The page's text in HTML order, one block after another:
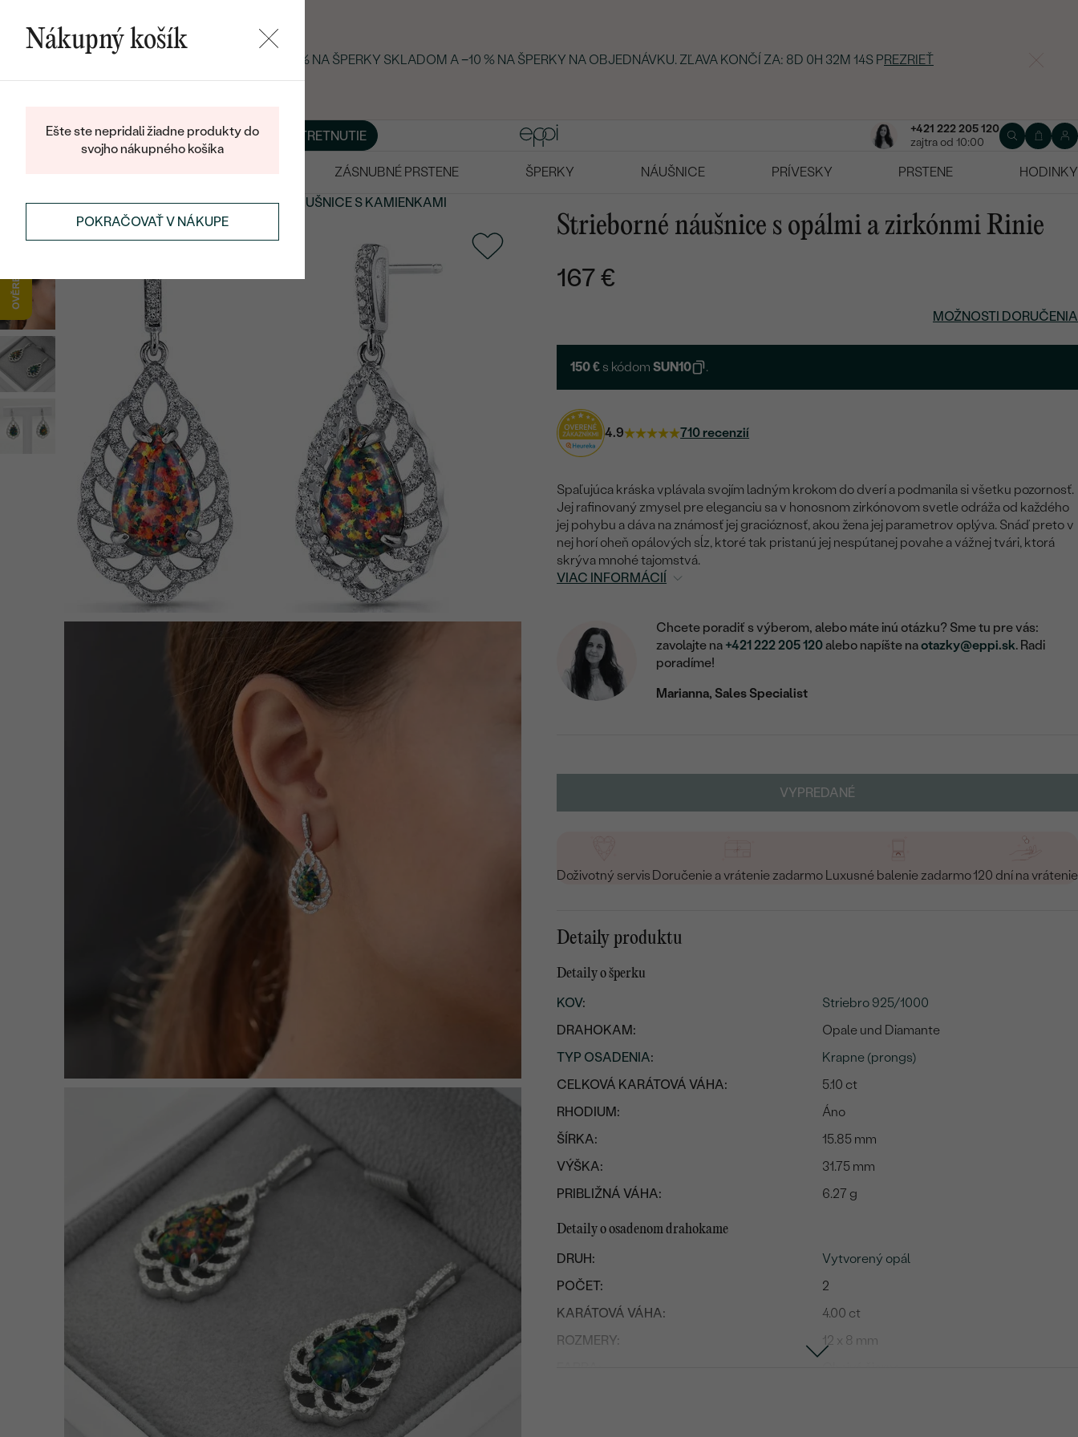
LETNÝ BLACK FRIDAY: −25 % NA ŠPERKY SKLADOM A −10 % NA ŠPERKY NA OBJEDNÁVKU. ZĽAVA KONČÍ ZA: 8D 0H 32M 13S PREZRIEŤ
BLOGŠPERKY NA MIERU DOHODNÚŤ STRETNUTIE
+421 222 205 120
zajtra od 10:00
ZÁSNUBNÉ PRSTENE ŠPERKY NÁUŠNICE PRÍVESKY PRSTENE
HODINKY
NÁUŠNICESTRIEBORNÉ NÁUŠNICESTRIEBORNÉ NÁUŠNICE S KAMIENKAMI
Strieborné náušnice s opálmi a zirkónmi Rinie
167 €
MOŽNOSTI DORUČENIA
150 € s kódomSUN10 .
4.9 710 recenzií
Spaľujúca kráska vplávala svojím ladným krokom do dverí a podmanila si všetku pozornosť.
Jej rafinovaný zmysel pre eleganciu sa v honosnom zirkónovom svetle odráža od každého
jej pohybu a dáva na známosť jej gracióznosť, akou žena jej parametrov oplýva. Snáď preto v
nej horí oheň opálových sĺz, ktoré tak pristanú jej nespútanej povahe a vážnej tvári, ktorá
skrýva mnohé tajomstvá.
VIAC INFORMÁCIÍ
Chcete poradiť s výberom, alebo máte inú otázku? Sme tu pre vás:
zavolajte na +421 222 205 120alebo napíšte naotazky@eppi.sk. Radi
poradíme!
Marianna, Sales Specialist
VYPREDANÉ
Doživotný servis Doručenie a vrátenie zadarmo Luxusné balenie zadarmo120 dní na vrátenie
Detaily produktu
Detaily o šperku
KOV:
Striebro 925/1000
DRAHOKAM:
Opale und Diamante
TYP OSADENIA:
Krapne (prongs)
CELKOVÁ KARÁTOVÁ VÁHA:
5.10 ct
RHODIUM:
Áno
ŠÍRKA:
15.85 mm
VÝŠKA:
31.75 mm
PRIBLIŽNÁ VÁHA:
6.27 g
Detaily o osadenom drahokame
DRUH:
Vytvorený opál
POČET:
2
KARÁTOVÁ VÁHA:
4.00 ct
ROZMERY:
12 x 8 mm
Nákupný košík
Ešte ste nepridali žiadne produkty do
svojho nákupného košíka
POKRAČOVAŤ V NÁKUPE